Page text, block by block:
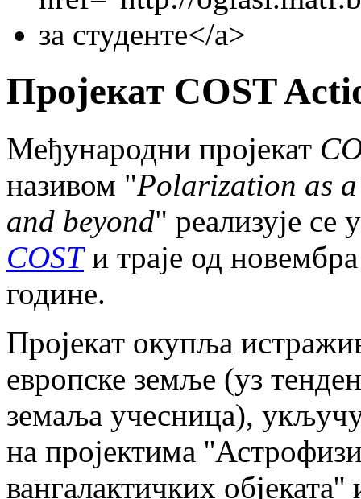
Пројекат COST
Међународни пројекат
називом "Polarization as
and beyond" реализује се
COSTи траје од
године.
Пројекат окупља
европске земље (уз
земаља учесница),
на пројектима
вангалактичких